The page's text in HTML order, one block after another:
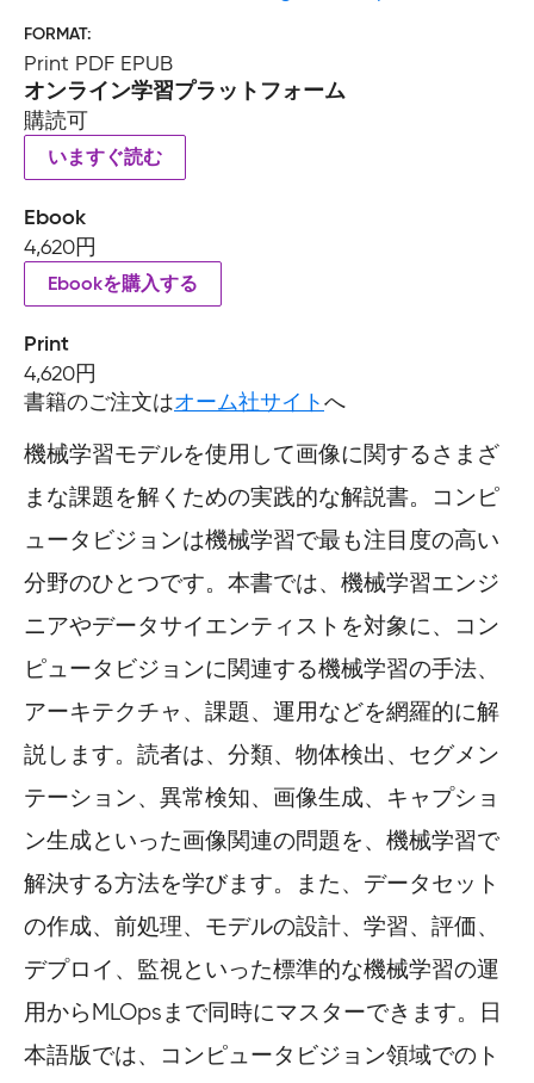
FORMAT
Print PDF EPUB
オンライン学習プラットフォーム
購読可
いますぐ読む
Ebook
4,620円
Ebookを購入する
Print
4,620円
書籍のご注文はオーム社サイトへ
機械学習モデルを使用して画像に関するさまざ
まな課題を解くための実践的な解説書。コンピ
ュータビジョンは機械学習で最も注目度の高い
分野のひとつです。本書では、機械学習エンジ
ニアやデータサイエンティストを対象に、コン
ピュータビジョンに関連する機械学習の手法、
アーキテクチャ、課題、運用などを網羅的に解
説します。読者は、分類、物体検出、セグメン
テーション、異常検知、画像生成、キャプショ
ン生成といった画像関連の問題を、機械学習で
解決する方法を学びます。また、データセット
の作成、前処理、モデルの設計、学習、評価、
デプロイ、監視といった標準的な機械学習の運
用からMLOpsまで同時にマスターできます。日
本語版では、コンピュータビジョン領域でのト